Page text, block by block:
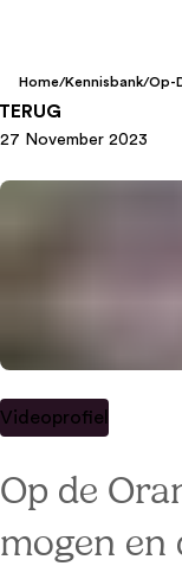
Home/Kennisbank/Op-
27 November 2023
Videoprofiel
Op de
mogen en